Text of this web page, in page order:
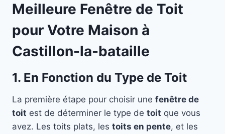
Meilleure Fenêtre de Toit
pour Votre Maison à
Castillon-la-bataille
1. En Fonction du Type de Toit
La première étape pour choisir une fenêtre de
toit est de déterminer le type de toit que vous
avez. Les toits plats, les toits en pente, et les